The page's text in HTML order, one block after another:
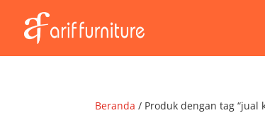
Beranda / Produk dengan tag